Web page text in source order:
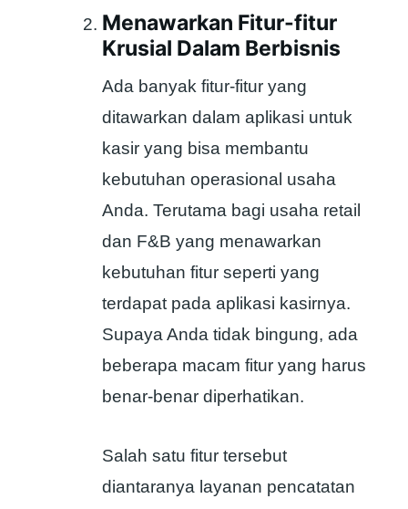
Menawarkan Fitur-fitur
Krusial Dalam Berbisnis
Ada banyak fitur-fitur yang
ditawarkan dalam aplikasi untuk
kasir yang bisa membantu
kebutuhan operasional usaha
Anda. Terutama bagi usaha retail
dan F&B yang menawarkan
kebutuhan fitur seperti yang
terdapat pada aplikasi kasirnya.
Supaya Anda tidak bingung, ada
beberapa macam fitur yang harus
benar-benar diperhatikan.
Salah satu fitur tersebut
diantaranya layanan pencatatan